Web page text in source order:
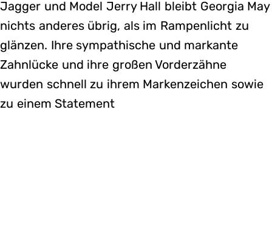
Jagger und Model Jerry Hall bleibt Georgia May
nichts anderes übrig, als im Rampenlicht zu
glänzen. Ihre sympathische und markante
Zahnlücke und ihre großen Vorderzähne
wurden schnell zu ihrem Markenzeichen sowie
zu einem Statement